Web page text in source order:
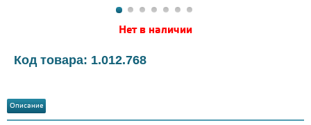
Нет в наличии
Код товара: 1.012.768
Описание